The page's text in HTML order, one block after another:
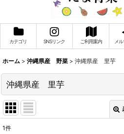
カテゴリ SNSリンク ご利用案内 メ
ホーム > 沖縄県産 野菜 > 沖縄県産 里芋
沖縄県産 里芋
1件